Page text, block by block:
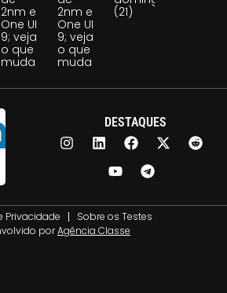
2nm e
One UI
9; veja
o que
muda
2nm e
One UI
9; veja
o que
muda
(21)
DESTAQUES
Privacidade
Sobre os Testes
porAgência Classe